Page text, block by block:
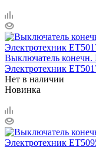
Выключатель
Электротехник
Нет в наличии
Новинка